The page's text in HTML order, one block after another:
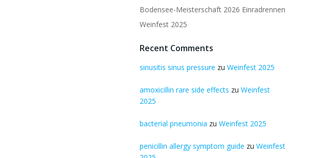
Bodensee-Meisterschaft 2026 Einradrennen
Weinfest 2025
Recent Comments
sinusitis sinus pressure zu Weinfest 2025
amoxicillin rare side effects zu Weinfest
2025
bacterial pneumonia zu Weinfest 2025
penicillin allergy symptom guide zu Weinfest